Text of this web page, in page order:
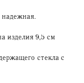
надежная.
изделия 9,5 см
стекла с